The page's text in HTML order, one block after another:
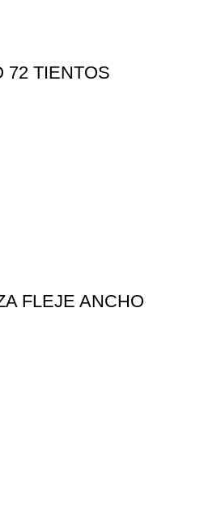
72 TIENTOS
FLEJE ANCHO